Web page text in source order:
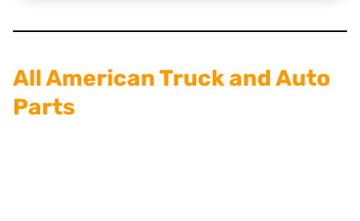
All American Truck and Auto
Parts